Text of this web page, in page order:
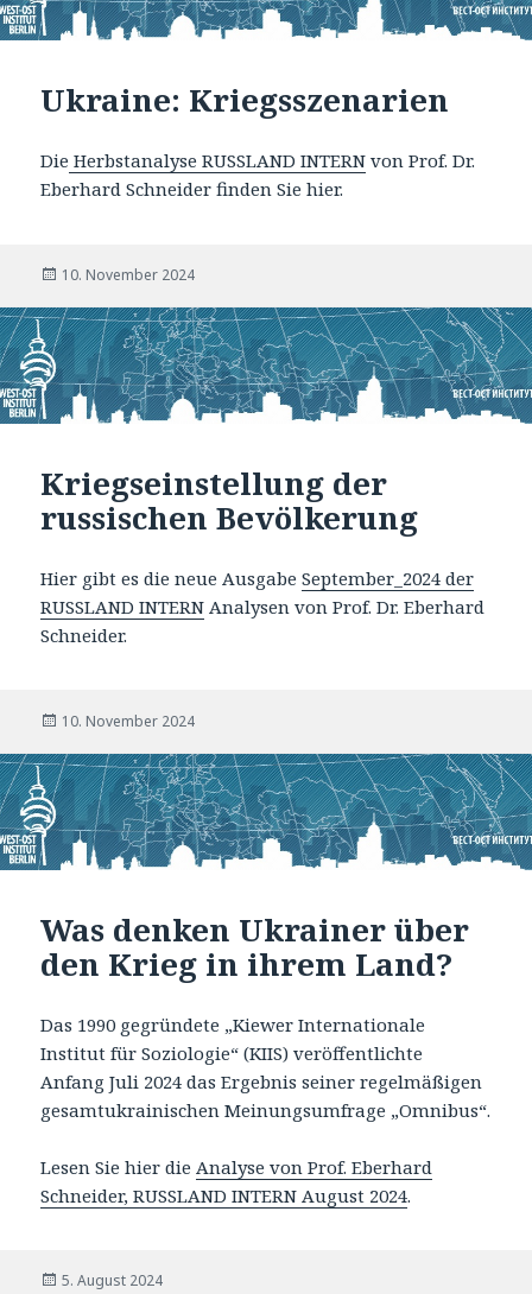
Ukraine: Kriegsszenarien
Die Herbstanalyse RUSSLAND INTERN von Prof. Dr.
Eberhard Schneider finden Sie hier.
Veröffentlicht
10. November 2024
Kriegseinstellung der
russischen Bevölkerung
Hier gibt es die neue AusgabeSeptember_2024 der
RUSSLAND INTERN Analysen von Prof. Dr. Eberhard
Schneider.
Veröffentlicht
10. November 2024
Was denken Ukrainer über
den Krieg in ihrem Land?
Das 1990 gegründete „Kiewer Internationale
Institut für Soziologie“ (KIIS) veröffentlichte
Anfang Juli 2024 das Ergebnis seiner regelmäßigen
gesamtukrainischen Meinungsumfrage „Omnibus“.
Lesen Sie hier die Analyse von Prof. Eberhard
Schneider, RUSSLAND INTERN August 2024.
Veröffentlicht
5. August 2024